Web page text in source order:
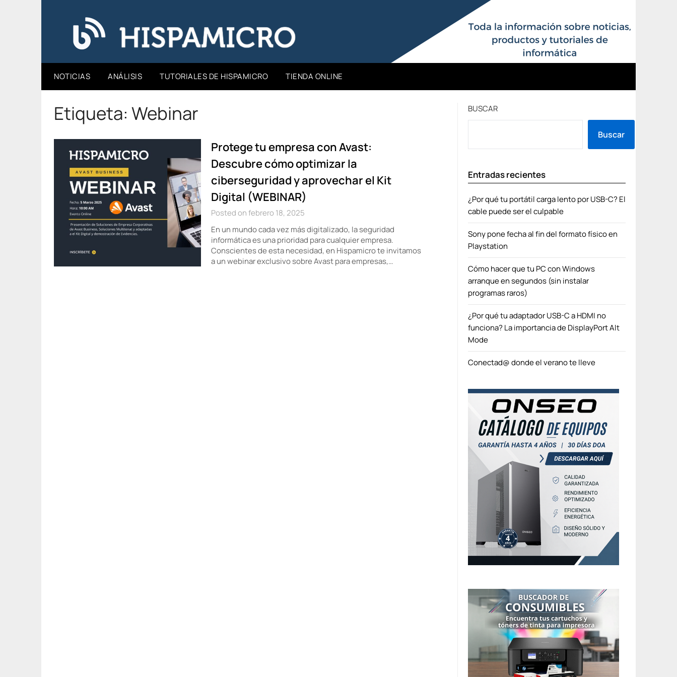
Hispamicro Blog
NOTICIAS ANÁLISIS TUTORIALES DE HISPAMICRO TIENDA ONLINE
Etiqueta: Webinar
Protege tu empresa con Avast:
Descubre cómo optimizar la
ciberseguridad y aprovechar el Kit
Digital (WEBINAR)
Posted on febrero 18, 2025
En un mundo cada vez más digitalizado, la seguridad
informática es una prioridad para cualquier empresa.
Conscientes de esta necesidad, en Hispamicro te invitamos
a un webinar exclusivo sobre Avast para empresas,…
BUSCAR
Buscar
Entradas recientes
¿Por qué tu portátil carga lento por USB-C? El
cable puede ser el culpable
Sony pone fecha al fin del formato físico en
Playstation
Cómo hacer que tu PC con Windows
arranque en segundos (sin instalar
programas raros)
¿Por qué tu adaptador USB-C a HDMI no
funciona? La importancia de DisplayPort Alt
Mode
Conectad@ donde el verano te lleve